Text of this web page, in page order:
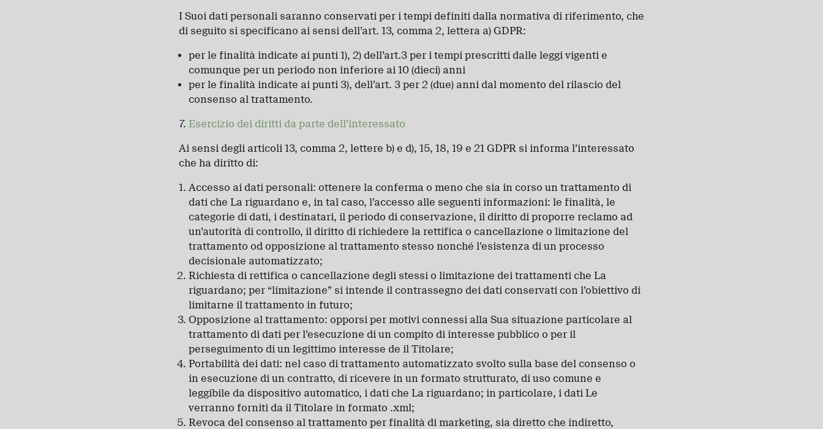
I Suoi dati personali saranno conservati per i tempi definiti dalla normativa di riferimento, che
di seguito si specificano ai sensi dell’art. 13, comma 2, lettera a) GDPR:
per le finalità indicate ai punti 1), 2) dell’art.3 per i tempi prescritti dalle leggi vigenti e
comunque per un periodo non inferiore ai 10 (dieci) anni
per le finalità indicate ai punti 3), dell’art. 3 per 2 (due) anni dal momento del rilascio del
consenso al trattamento.
Esercizio dei diritti da parte dell’interessato
Ai sensi degli articoli 13, comma 2, lettere b) e d), 15, 18, 19 e 21 GDPR si informa l’interessato
che ha diritto di:
Accesso ai dati personali: ottenere la conferma o meno che sia in corso un trattamento di
dati che La riguardano e, in tal caso, l’accesso alle seguenti informazioni: le finalità, le
categorie di dati, i destinatari, il periodo di conservazione, il diritto di proporre reclamo ad
un’autorità di controllo, il diritto di richiedere la rettifica o cancellazione o limitazione del
trattamento od opposizione al trattamento stesso nonché l’esistenza di un processo
decisionale automatizzato;
Richiesta di rettifica o cancellazione degli stessi o limitazione dei trattamenti che La
riguardano; per “limitazione” si intende il contrassegno dei dati conservati con l’obiettivo di
limitarne il trattamento in futuro;
Opposizione al trattamento: opporsi per motivi connessi alla Sua situazione particolare al
trattamento di dati per l’esecuzione di un compito di interesse pubblico o per il
perseguimento di un legittimo interesse de il Titolare;
Portabilità dei dati: nel caso di trattamento automatizzato svolto sulla base del consenso o
in esecuzione di un contratto, di ricevere in un formato strutturato, di uso comune e
leggibile da dispositivo automatico, i dati che La riguardano; in particolare, i dati Le
verranno forniti da il Titolare in formato .xml;
Revoca del consenso al trattamento per finalità di marketing, sia diretto che indiretto,